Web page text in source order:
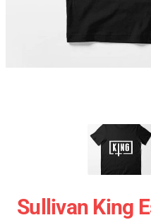
Sullivan King